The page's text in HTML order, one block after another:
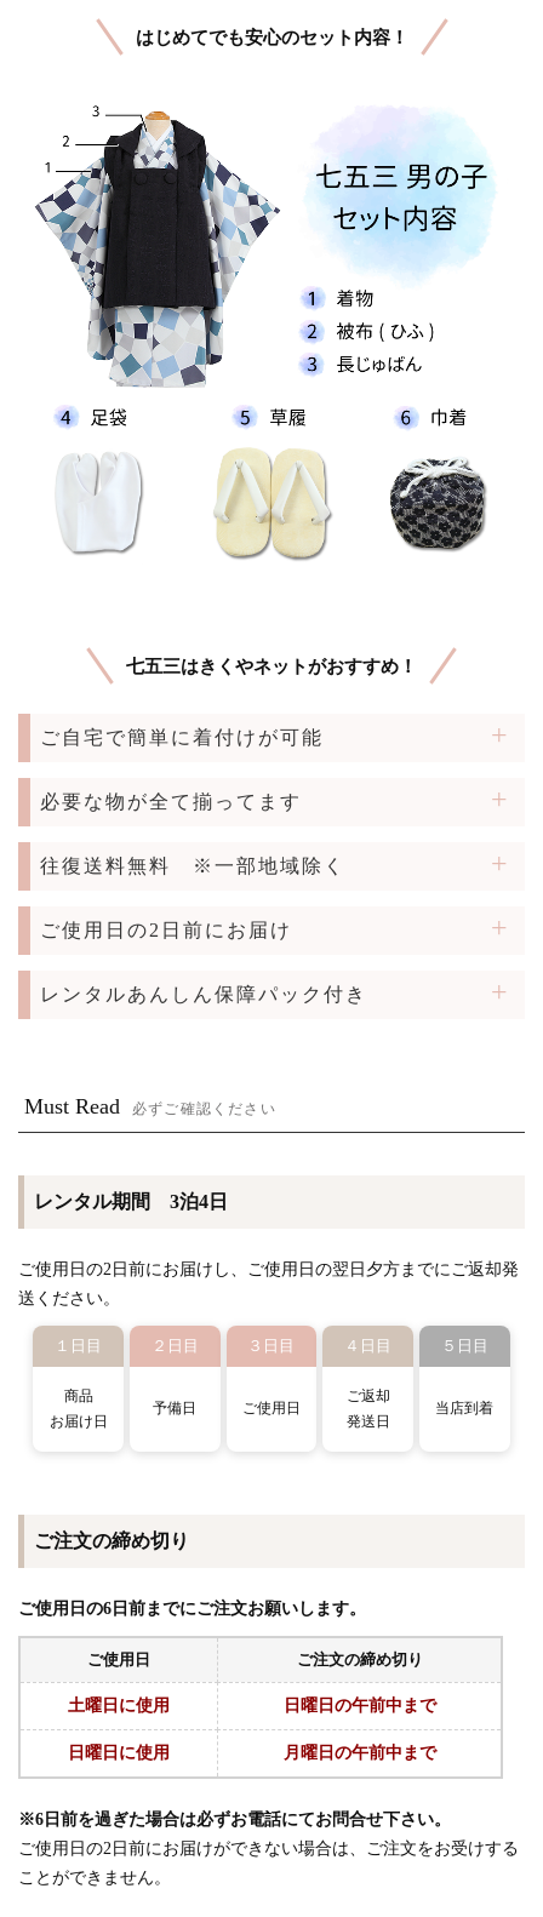
はじめてでも安心のセット内容！
七五三はきくやネットがおすすめ！
ご自宅で簡単に着付けが可能
必要な物が全て揃ってます
往復送料無料 ※一部地域除く
ご使用日の2日前にお届け
レンタルあんしん保障パック付き
Must Read 必ずご確認ください
レンタル期間 3泊4日
ご使用日の2日前にお届けし、ご使用日の翌日夕方までにご返却発
送ください。
１日目
商品
お届け日
２日目
予備日
３日目
ご使用日
４日目
ご返却
発送日
５日目
当店到着
ご注文の締め切り
ご使用日の6日前までにご注文お願いします。
ご使用日 ご注文の締め切り
土曜日に使用 日曜日の午前中まで
日曜日に使用 月曜日の午前中まで
※6日前を過ぎた場合は必ずお電話にてお問合せ下さい。
ご使用日の2日前にお届けができない場合は、ご注文をお受けする
ことができません。